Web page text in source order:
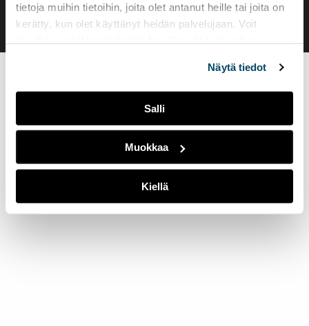
tietoja muihin tietoihin, joita olet antanut heille tai joita on
kerätty, kun olet käyttänyt heidän palvelujaan. Voit
Näytä tiedot
Salli
Muokkaa
Kiellä